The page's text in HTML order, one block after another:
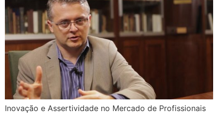
Inovação e Assertividade no Mercado de Profissionais